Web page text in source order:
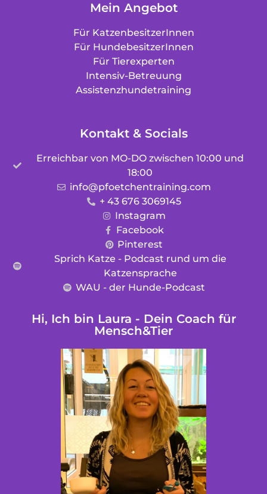
Mein Angebot
Für KatzenbesitzerInnen
Für HundebesitzerInnen
Für Tierexperten
Intensiv-Betreuung
Assistenzhundetraining
Kontakt & Socials
Erreichbar von MO-DO zwischen 10:00 und
18:00
info@pfoetchentraining.com
+ 43 676 3069145
Instagram
Facebook
Pinterest
Sprich Katze - Podcast rund um die
Katzensprache
WAU - der Hunde-Podcast
Hi, Ich bin Laura - Dein Coach für
Mensch&Tier